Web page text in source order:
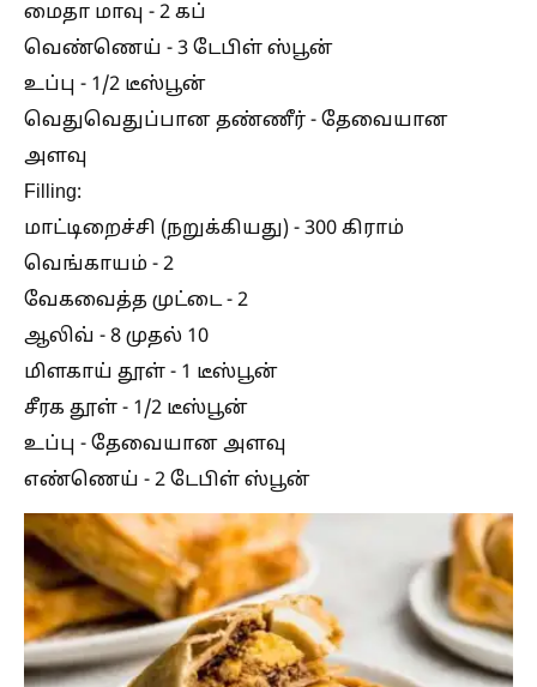
மைதா மாவு - 2 கப்
வெண்ணெய் - 3 டேபிள் ஸ்பூன்
உப்பு - 1/2 டீஸ்பூன்
வெதுவெதுப்பான தண்ணீர் - தேவையான
அளவு
Filling:
மாட்டிறைச்சி (நறுக்கியது) - 300 கிராம்
வெங்காயம் - 2
வேகவைத்த முட்டை - 2
ஆலிவ் - 8 முதல் 10
மிளகாய் தூள் - 1 டீஸ்பூன்
சீரக தூள் - 1/2 டீஸ்பூன்
உப்பு - தேவையான அளவு
எண்ணெய் - 2 டேபிள் ஸ்பூன்